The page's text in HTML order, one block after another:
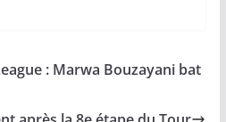
e y g
: Marwa Bouzayani bat